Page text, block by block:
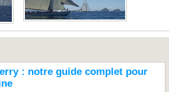
: notre guide complet pour